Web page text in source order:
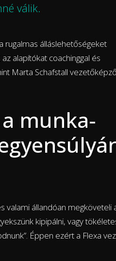
válik.
rugalmas álláslehetőségeket
alapítókat coachinggal és
Marta Schafstall
munka-
valami állandóan megköveteli
kipipálni, vagy
Éppen ezért a Flexa